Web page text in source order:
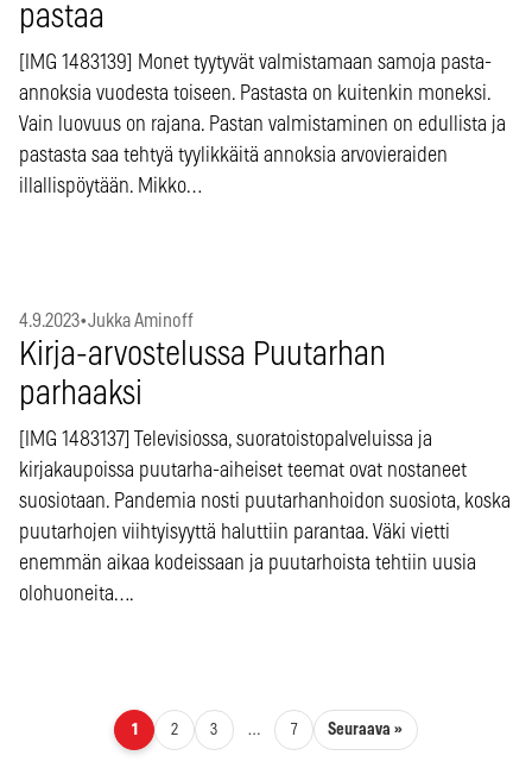
pastaa
[IMG 1483139] Monet tyytyvät valmistamaan samoja pasta-
annoksia vuodesta toiseen. Pastasta on kuitenkin moneksi.
Vain luovuus on rajana. Pastan valmistaminen on edullista ja
pastasta saa tehtyä tyylikkäitä annoksia arvovieraiden
illallispöytään. Mikko…
4.9.2023•Jukka Aminoff
Kirja-arvostelussa Puutarhan
parhaaksi
[IMG 1483137] Televisiossa, suoratoistopalveluissa ja
kirjakaupoissa puutarha-aiheiset teemat ovat nostaneet
suosiotaan. Pandemia nosti puutarhanhoidon suosiota, koska
puutarhojen viihtyisyyttä haluttiin parantaa. Väki vietti
enemmän aikaa kodeissaan ja puutarhoista tehtiin uusia
olohuoneita….
Artikkelien sivutus
1 2 3 … 7 Seuraava »